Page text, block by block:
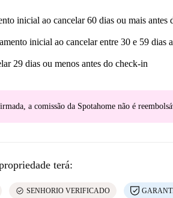
inicial ao cancelar 60 dias ou mais antes
inicial ao cancelar entre 30 e 59 dias
29 dias ou menos antes do check-in
a comissão da Spotahome não é
terá:
check_circle SENHORIO VERIFICADO